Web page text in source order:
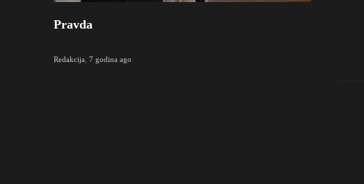
Pravda
Redakcija 7 godina ago